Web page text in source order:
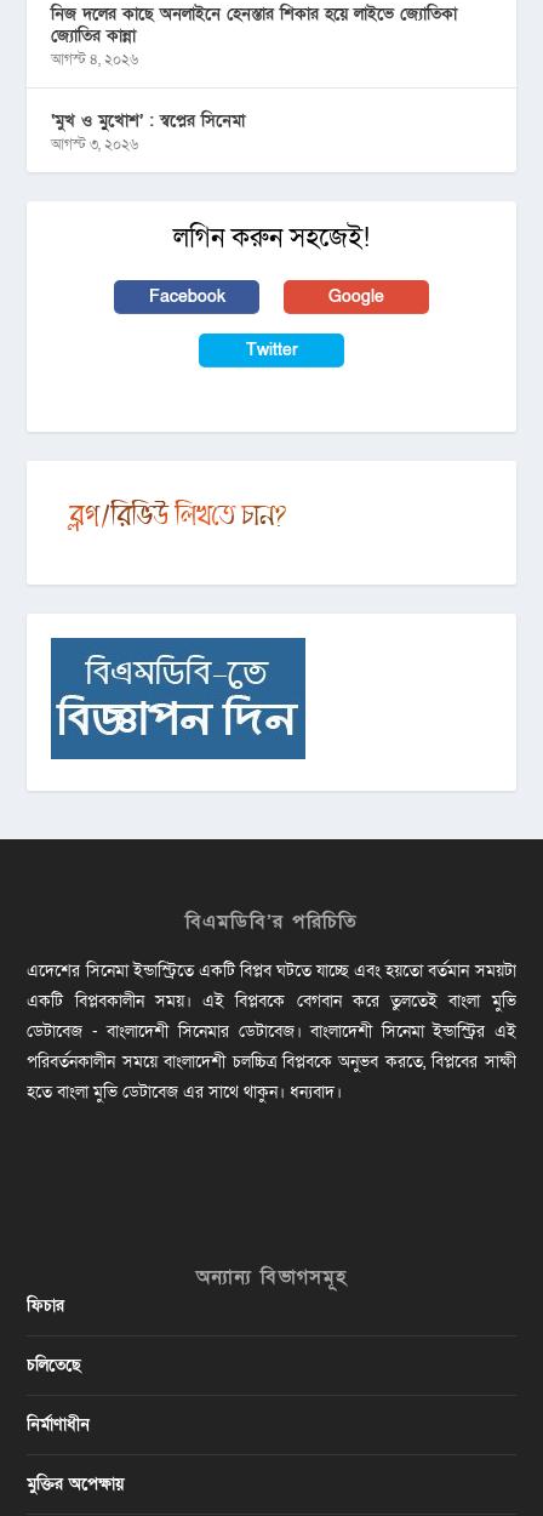
নিজ দলের কাছে অনলাইনে হেনস্তার শিকার হয়ে লাইভে জ্যোতিকা
জ্যোতির কান্না
আগস্ট ৪, ২০২৬
‘মুখ ও মু্খোশ’ : স্বপ্নের সিনেমা
আগস্ট ৩, ২০২৬
লগিন করুন সহজেই!
Facebook Google
Twitter
বিএমডিবি’র পরিচিতি
এদেশের সিনেমা ইন্ডাস্ট্রিতে একটি বিপ্লব ঘটতে যাচ্ছে এবং হয়তো বর্তমান সময়টা
একটি বিপ্লবকালীন সময়। এই বিপ্লবকে বেগবান করে তুলতেই বাংলা মুভি
ডেটাবেজ - বাংলাদেশী সিনেমার ডেটাবেজ। বাংলাদেশী সিনেমা ইন্ডাস্ট্রির এই
পরিবর্তনকালীন সময়ে বাংলাদেশী চলচ্চিত্র বিপ্লবকে অনুভব করতে, বিপ্লবের সাক্ষী
হতে বাংলা মুভি ডেটাবেজ এর সাথে থাকুন। ধন্যবাদ।
অন্যান্য বিভাগসমূহ
ফিচার
চলিতেছে
নির্মাণাধীন
মুক্তির অপেক্ষায়